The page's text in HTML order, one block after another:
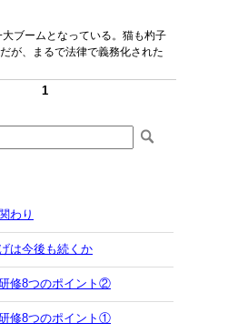
ブームとなっている。猫も杓子
が、まるで法律で義務化された
1
わり
は今後も続くか
修8つのポイント②
修8つのポイント①